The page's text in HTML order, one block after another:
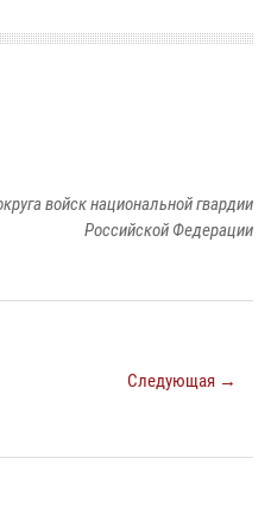
войск национальной гвардии
Российской Федерации
Следующая →